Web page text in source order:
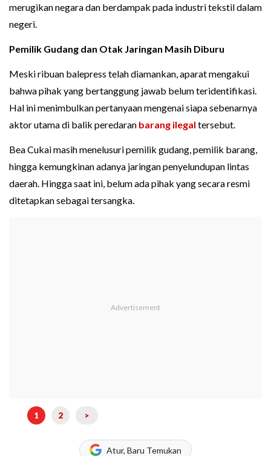
merugikan negara dan berdampak pada industri tekstil dalam
negeri.
Pemilik Gudang dan Otak Jaringan Masih Diburu
Meski ribuan balepress telah diamankan, aparat mengakui
bahwa pihak yang bertanggung jawab belum teridentifikasi.
Hal ini menimbulkan pertanyaan mengenai siapa sebenarnya
aktor utama di balik peredaran barang ilegal tersebut.
Bea Cukai masih menelusuri pemilik gudang, pemilik barang,
hingga kemungkinan adanya jaringan penyelundupan lintas
daerah. Hingga saat ini, belum ada pihak yang secara resmi
ditetapkan sebagai tersangka.
1 2 >
Atur, Baru Temukan